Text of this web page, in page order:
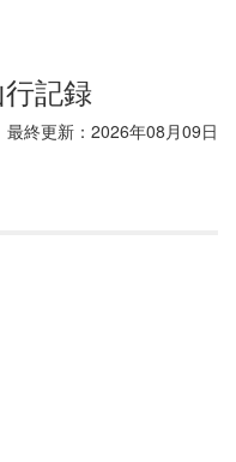
記録
最終更新：2026年08月09日